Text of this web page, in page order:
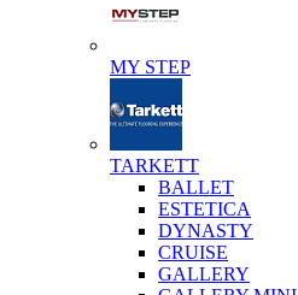
MY STEP
TARKETT
BALLET
ESTETICA
DYNASTY
CRUISE
GALLERY